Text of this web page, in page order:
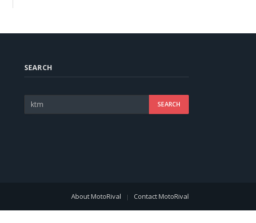
SEARCH
About MotoRival Contact MotoRival